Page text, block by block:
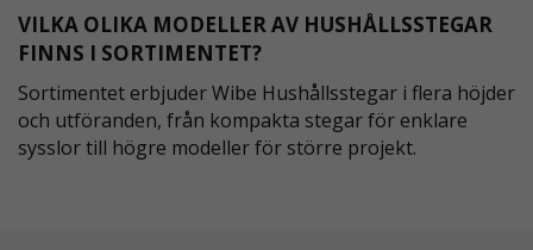
VILKA OLIKA MODELLER AV HUSHÅLLSSTEGAR
FINNS I SORTIMENTET?
Sortimentet erbjuder Wibe Hushållsstegar i flera höjder
och utföranden, från kompakta stegar för enklare
sysslor till högre modeller för större projekt.